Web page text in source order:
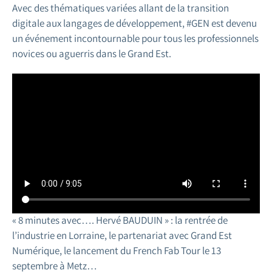
Avec des thématiques variées allant de la transition
digitale aux langages de développement, #GEN est devenu
un événement incontournable pour tous les professionnels
novices ou aguerris dans le Grand Est.
« 8 minutes avec…. Hervé BAUDUIN » : la rentrée de
l’industrie en Lorraine, le partenariat avec Grand Est
Numérique, le lancement du French Fab Tour le 13
septembre à Metz…